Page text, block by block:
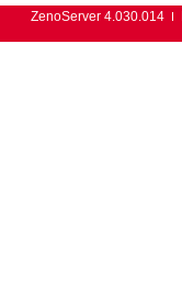
ZenoServer 4.030.014